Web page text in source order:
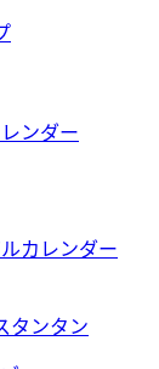
ンダー
カレンダー
タンタン